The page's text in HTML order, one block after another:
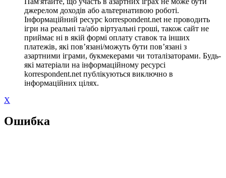
джерелом доходів або альтернативою роботі.
Інформаційний ресурс korrespondent.net не проводить
ігри на реальні та/або віртуальні гроші, також сайт не
приймає ні в якій формі оплату ставок та інших
платежів, які пов’язані/можуть бути пов’язані з
азартними іграми, букмекерами чи тоталізаторами. Будь-
які матеріали на інформаційному ресурсі
korrespondent.net публікуються виключно в
інформаційних цілях.
X
Ошибка